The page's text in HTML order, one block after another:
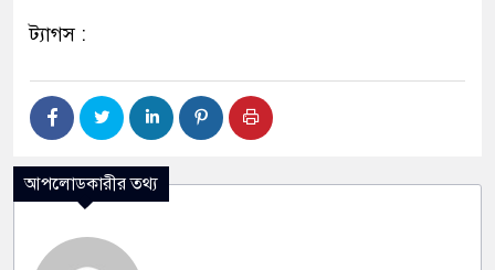
ট্যাগস :
আপলোডকারীর তথ্য